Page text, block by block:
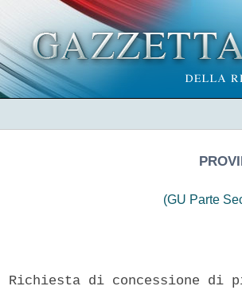
(GU Parte
Richiesta di concessione di